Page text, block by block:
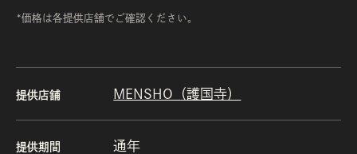
*価格は各提供店舗でご確認ください。
提供店舗 MENSHO（護国寺）
提供期間 通年